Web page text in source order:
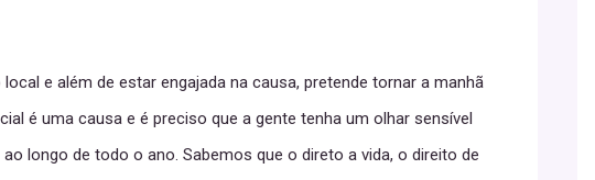
e além de estar engajada na causa, pretende tornar a manhã
é uma causa e é preciso que a gente tenha um olhar sensível
longo de todo o ano. Sabemos que o direto a vida, o direito de